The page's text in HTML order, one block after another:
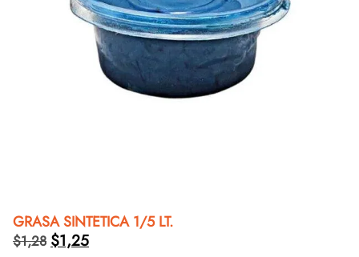
GRASA SINTETICA 1/5 LT.
$1,28 $1,25